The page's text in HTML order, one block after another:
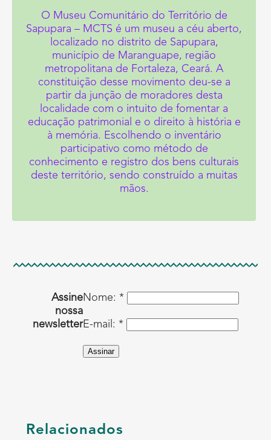
O Museu Comunitário do Território de
Sapupara – MCTS é um museu a céu aberto,
localizado no distrito de Sapupara,
município de Maranguape, região
metropolitana de Fortaleza, Ceará. A
constituição desse movimento deu-se a
partir da junção de moradores desta
localidade com o intuito de fomentar a
educação patrimonial e o direito à história e
à memória. Escolhendo o inventário
participativo como método de
conhecimento e registro dos bens culturais
deste território, sendo construído a muitas
mãos.
Assine
nossa
newsletter
Nome: *
E-mail: *
Assinar
Relacionados